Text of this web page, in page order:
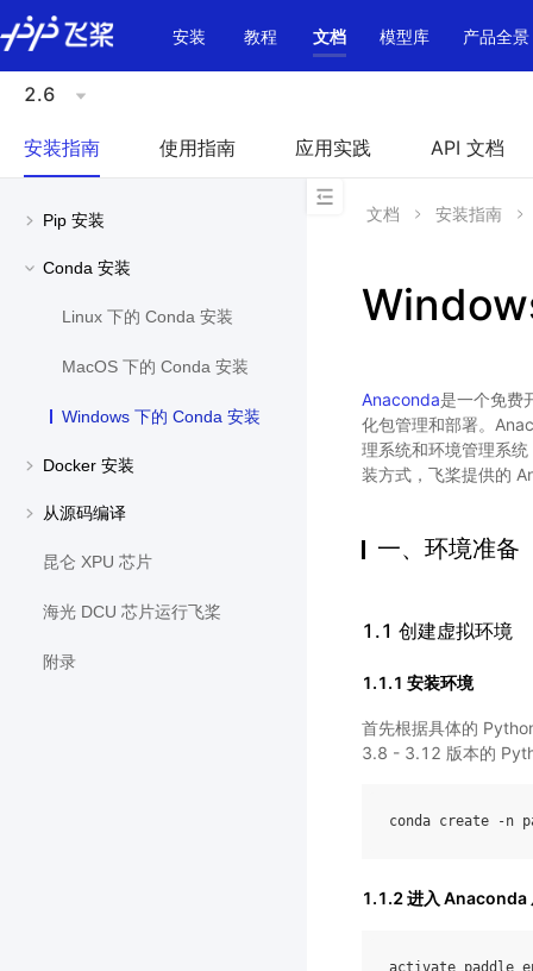
\u200E
安装
教程 文档 模型库 产品全景
2.6
安装指南 使用指南 应用实践 API 文档
Pip 安装
Conda 安装
Linux 下的 Conda 安装
MacOS 下的 Conda 安装
Windows 下的 Conda 安装
Docker 安装
从源码编译
昆仑 XPU 芯片
海光 DCU 芯片运行飞桨
附录
文档 安装指南
Anaconda是一个免费
化包管理和部署。
理系统和环境管理系
装方式，飞桨提供的
一、环境准备
1.1 创建虚拟环境
1.1.1 安装环境
首先根据具体的
3.8 - 3.12 版本的
conda create -n
1.1.2 进入 Anaconda
activate